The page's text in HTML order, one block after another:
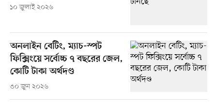
১০ জুলাই ২০২৬
অনলাইন বেটিং, ম্যাচ-স্পট
ফিক্সিংয়ে সর্বোচ্চ ৭ বছরের জেল,
কোটি টাকা অর্থদণ্ড
৩০ জুন ২০২৬